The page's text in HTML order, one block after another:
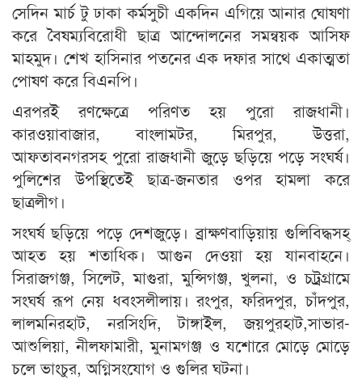
সেদিন মার্চ টু ঢাকা কর্মসুচী একদিন এগিয়ে আনার ঘোষণা
করে বৈষম্যবিরোধী ছাত্র আন্দোলনের সমন্বয়ক আসিফ
মাহমুদ। শেখ হাসিনার পতনের এক দফার সাথে একাত্মতা
পোষণ করে বিএনপি।
এরপরই রণক্ষেত্রে পরিণত হয় পুরো রাজধানী।
কারওয়াবাজার, বাংলামটর, মিরপুর, উত্তরা,
আফতাবনগরসহ পুরো রাজধানী জুড়ে ছড়িয়ে পড়ে সংঘর্ষ।
পুলিশের উপস্থিতেই ছাত্র-জনতার ওপর হামলা করে
ছাত্রলীগ।
সংঘর্ষ ছড়িয়ে পড়ে দেশজুড়ে। ব্রাক্ষণবাড়িয়ায় গুলিবিদ্ধসহ্
আহত হয় শতাধিক। আগুন দেওয়া হয় যানবাহনে।
সিরাজগঞ্জ, সিলেট, মাগুরা, মুন্সিগঞ্জ, খুলনা, ও চট্রগ্রামে
সংঘর্ষ রূপ নেয় ধবংসলীলায়। রংপুর, ফরিদপুর, চাঁদপুর,
লালমনিরহাট, নরসিংদি, টাঙ্গাইল, জয়পুরহাট,সাভার-
আশুলিয়া, নীলফামারী, মুনামগঞ্জ ও যশোরে মোড়ে মোড়ে
চলে ভাংচুর, অগ্নিসংযোগ ও গুলির ঘটনা।